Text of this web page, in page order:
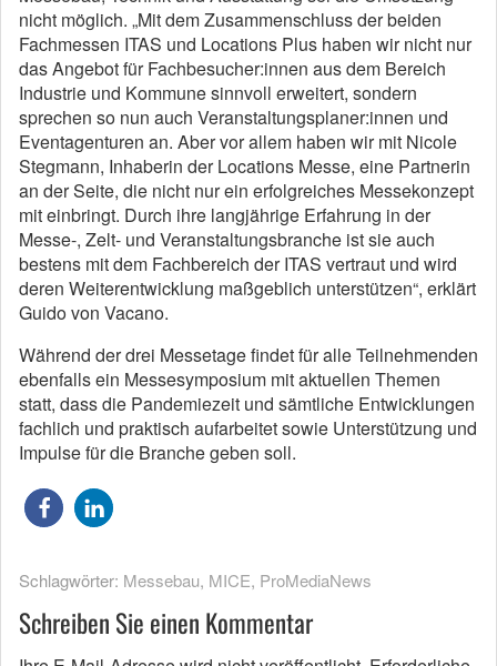
nicht möglich. „Mit dem Zusammenschluss der beiden
Fachmessen ITAS und Locations Plus haben wir nicht nur
das Angebot für Fachbesucher:innen aus dem Bereich
Industrie und Kommune sinnvoll erweitert, sondern
sprechen so nun auch Veranstaltungsplaner:innen und
Eventagenturen an. Aber vor allem haben wir mit Nicole
Stegmann, Inhaberin der Locations Messe, eine Partnerin
an der Seite, die nicht nur ein erfolgreiches Messekonzept
mit einbringt. Durch ihre langjährige Erfahrung in der
Messe-, Zelt- und Veranstaltungsbranche ist sie auch
bestens mit dem Fachbereich der ITAS vertraut und wird
deren Weiterentwicklung maßgeblich unterstützen“, erklärt
Guido von Vacano.
Während der drei Messetage findet für alle Teilnehmenden
ebenfalls ein Messesymposium mit aktuellen Themen
statt, dass die Pandemiezeit und sämtliche Entwicklungen
fachlich und praktisch aufarbeitet sowie Unterstützung und
Impulse für die Branche geben soll.
Schlagwörter: Messebau, MICE, ProMediaNews
Schreiben Sie einen Kommentar